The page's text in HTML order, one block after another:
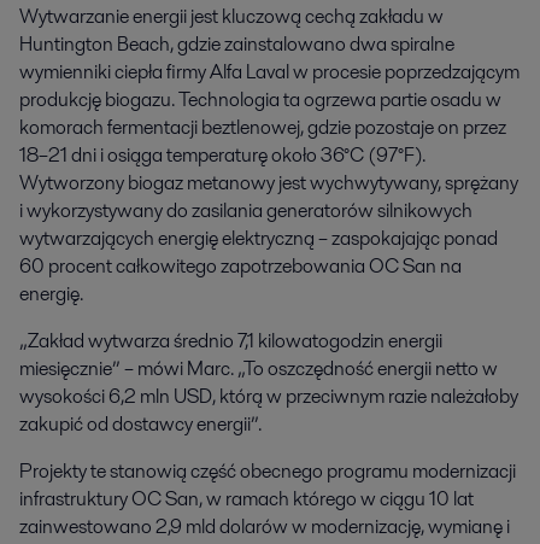
Wytwarzanie energii jest kluczową cechą zakładu w
Huntington Beach, gdzie zainstalowano dwa spiralne
wymienniki ciepła firmy Alfa Laval w procesie poprzedzającym
produkcję biogazu. Technologia ta ogrzewa partie osadu w
komorach fermentacji beztlenowej, gdzie pozostaje on przez
18–21 dni i osiąga temperaturę około 36°C (97°F).
Wytworzony biogaz metanowy jest wychwytywany, sprężany
i wykorzystywany do zasilania generatorów silnikowych
wytwarzających energię elektryczną – zaspokajając ponad
60 procent całkowitego zapotrzebowania OC San na
energię.
„Zakład wytwarza średnio 7,1 kilowatogodzin energii
miesięcznie” – mówi Marc. „To oszczędność energii netto w
wysokości 6,2 mln USD, którą w przeciwnym razie należałoby
zakupić od dostawcy energii”.
Projekty te stanowią część obecnego programu modernizacji
infrastruktury OC San, w ramach którego w ciągu 10 lat
zainwestowano 2,9 mld dolarów w modernizację, wymianę i